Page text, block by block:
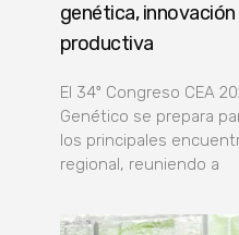
genética,
productiva
El 34º Congreso CEA
Genético se prepara
los principales
regional, reuniendo a